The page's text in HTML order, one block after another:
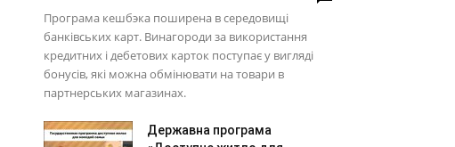
Програма кешбэка поширена в середовищі
банківських карт. Винагороди за використання
кредитних і дебетових карток поступає у вигляді
бонусів, які можна обмінювати на товари в
партнерських магазинах.
Державна програма